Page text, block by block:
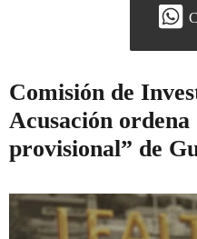
Comisión de
Acusación ordena
provisional” de